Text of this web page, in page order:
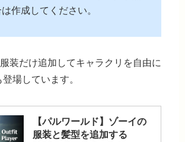
作成してください。
装だけ追加 してキャラクリを自由に
場しています。
【パルワールド】ゾーイの
服装と髪型を追加する